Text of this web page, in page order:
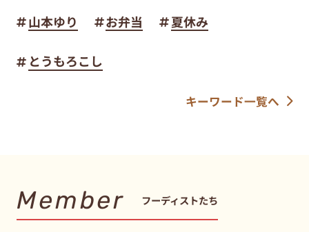
山本ゆり お弁当 夏休み
とうもろこし
キーワード一覧へ
Member フーディストたち